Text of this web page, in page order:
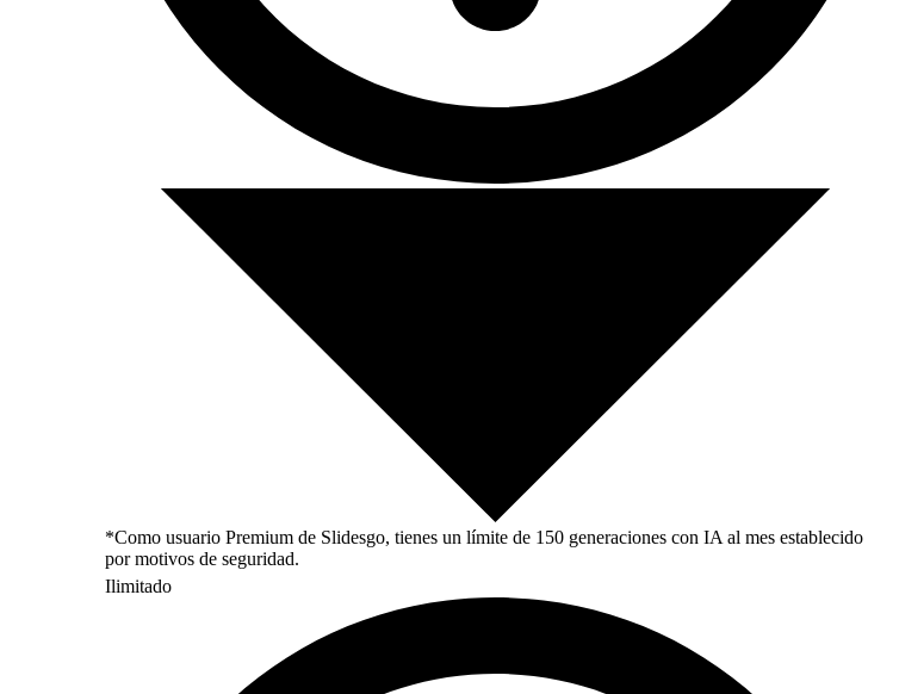
*Como usuario Premium de Slidesgo, tienes un límite de 150 generaciones con IA al mes establecido
por motivos de seguridad.
Ilimitado